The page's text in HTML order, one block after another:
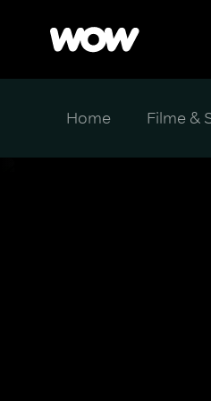
Home Filme &